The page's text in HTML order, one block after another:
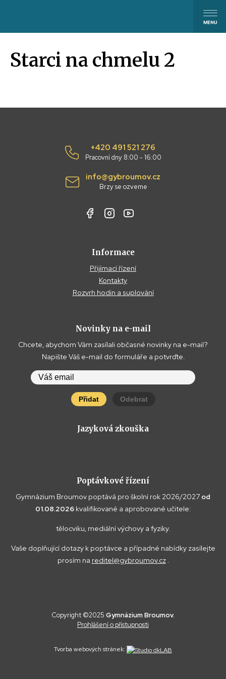
Starci na chmelu 2
+420 491 521 276
Pracovní dny 8:00 - 16:00
info@gybroumov.cz
Brzy se ozveme
Informace
Přijímací řízení
Kontakty
Rozvrh hodin a suplování
Novinky na e-mail
Chcete, abychom Vám zasílali občasné novinky na e-mail?
Napište Váš e-mail do formuláře a potvrďte.
Přidat Odebrat
Jazyková zkouška
Poptávkové řízení
Gymnázium Broumov poptává pro školní rok 2026/2027 od
01.08.2026 kvalifikované a aprobované učitele:
tělocviku, mediální výchovy a fyziky.
Vaše doplňující dotazy k poptávce a případné nabídky zasílejte
prosím na reditel@gybroumov.cz.
Tvorba webových stránek:
Copyright ©2025 Gymnázium Broumov.
Prohlášení o přístupnosti